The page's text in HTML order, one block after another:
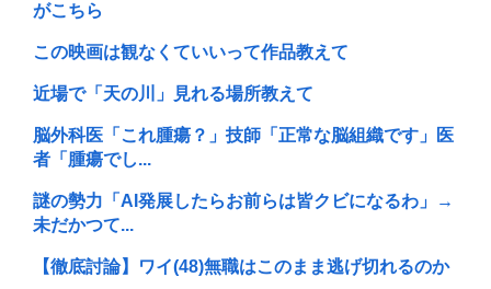
がこちら
この映画は観なくていいって作品教えて
近場で「天の川」見れる場所教えて
脳外科医「これ腫瘍？」技師「正常な脳組織です」医
者「腫瘍でし...
謎の勢力「AI発展したらお前らは皆クビになるわ」→
未だかつて...
【徹底討論】ワイ(48)無職はこのまま逃げ切れるのか